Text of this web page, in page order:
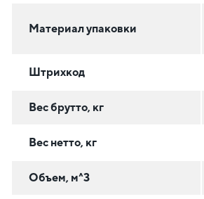
Материал упаковки
Штрихкод
Вес брутто, кг
Вес нетто, кг
Объем, м^3